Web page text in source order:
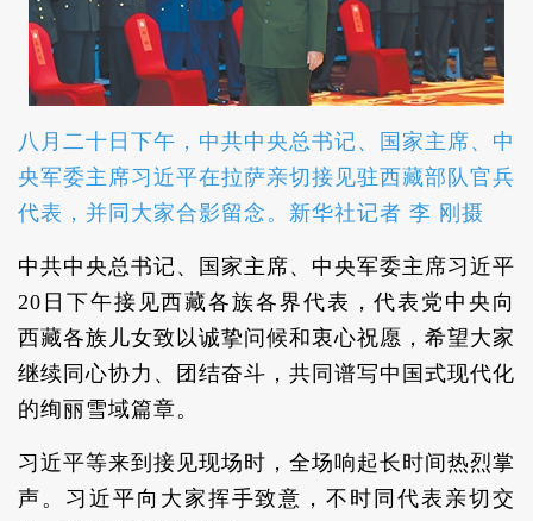
八月二十日下午，中共中央总书记、国家主席、中
央军委主席习近平在拉萨亲切接见驻西藏部队官兵
代表，并同大家合影留念。新华社记者 李 刚摄
中共中央总书记、国家主席、中央军委主席习近平
20日下午接见西藏各族各界代表，代表党中央向
西藏各族儿女致以诚挚问候和衷心祝愿，希望大家
继续同心协力、团结奋斗，共同谱写中国式现代化
的绚丽雪域篇章。
习近平等来到接见现场时，全场响起长时间热烈掌
声。习近平向大家挥手致意，不时同代表亲切交